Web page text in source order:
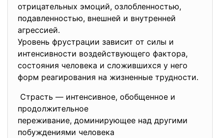
отрицательных эмоций, озлобленностью,
подавленностью, внешней и внутренней
агрессией.
Уровень фрустрации зависит от силы и
интенсивности воздействующего фактора,
состояния человека и сложившихся у него
форм реагирования на жизненные трудности.
Страсть — интенсивное, обобщенное и
продолжительное
переживание, доминирующее над другими
побуждениями человека